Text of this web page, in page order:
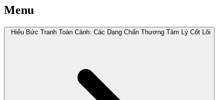
Menu
Hiểu Bức Tranh Toàn Cảnh: Các Dạng Chấn Thương Tâm Lý Cốt Lõi